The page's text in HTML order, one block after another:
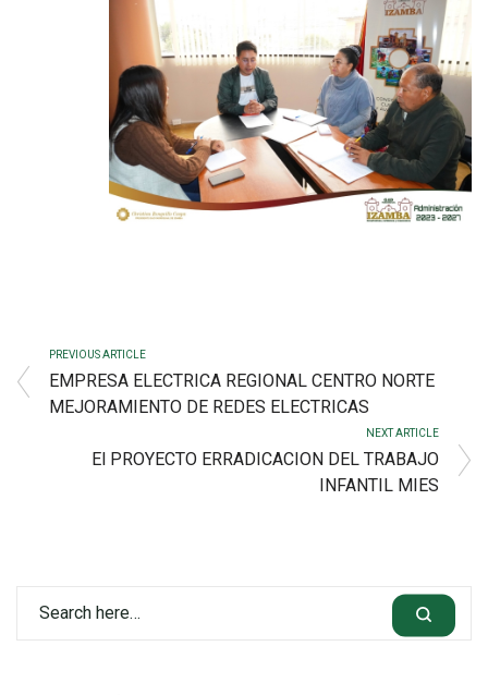
PREVIOUS ARTICLE
EMPRESA ELECTRICA REGIONAL CENTRO NORTE
MEJORAMIENTO DE REDES ELECTRICAS
NEXT ARTICLE
El PROYECTO ERRADICACION DEL TRABAJO
INFANTIL MIES